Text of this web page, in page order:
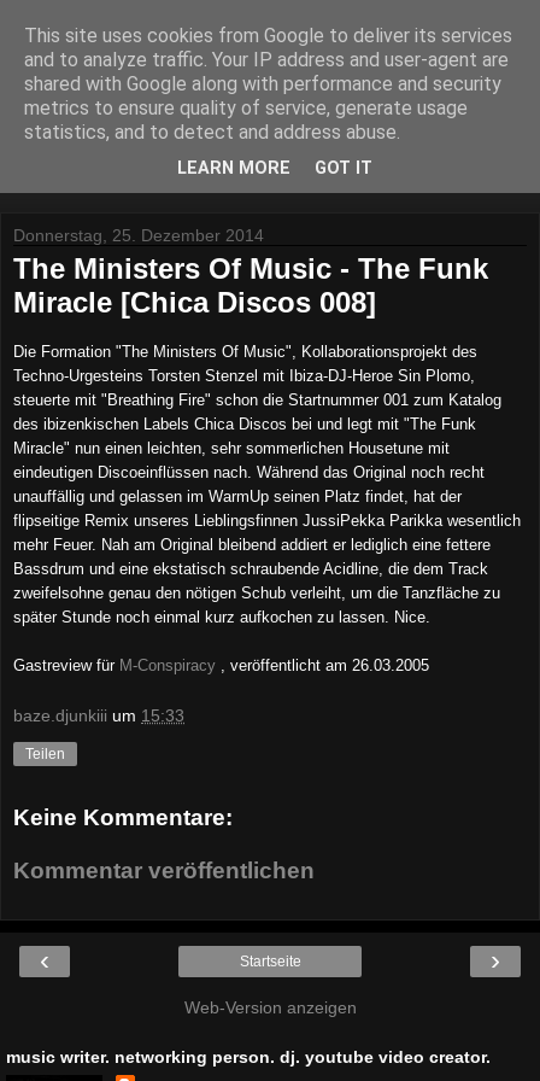
Lost Reviews From The
Archive
Was nach der Deadline übrig blieb.
Donnerstag, 25. Dezember 2014
The Ministers Of Music - The Funk
Miracle [Chica Discos 008]
Die Formation "The Ministers Of Music", Kollaborationsprojekt des
Techno-Urgesteins Torsten Stenzel mit Ibiza-DJ-Heroe Sin Plomo,
steuerte mit "Breathing Fire" schon die Startnummer 001 zum Katalog
des ibizenkischen Labels Chica Discos bei und legt mit "The Funk
Miracle" nun einen leichten, sehr sommerlichen Housetune mit
eindeutigen Discoeinflüssen nach. Während das Original noch recht
unauffällig und gelassen im WarmUp seinen Platz findet, hat der
flipseitige Remix unseres Lieblingsfinnen JussiPekka Parikka wesentlich
mehr Feuer. Nah am Original bleibend addiert er lediglich eine fettere
Bassdrum und eine ekstatisch schraubende Acidline, die dem Track
zweifelsohne genau den nötigen Schub verleiht, um die Tanzfläche zu
später Stunde noch einmal kurz aufkochen zu lassen. Nice.
Gastreview für M-Conspiracy , veröffentlicht am 26 .03 .2005
baze.djunkiii um 15:33
Teilen
Keine Kommentare:
Kommentar veröffentlichen
‹ ›
Startseite
Web-Version anzeigen
music writer. networking person. dj. youtube video creator.
This site uses cookies from Google to deliver its services
and to analyze traffic. Your IP address and user-agent are
shared with Google along with performance and security
metrics to ensure quality of service, generate usage
statistics, and to detect and address abuse.
LEARN MORE GOT IT